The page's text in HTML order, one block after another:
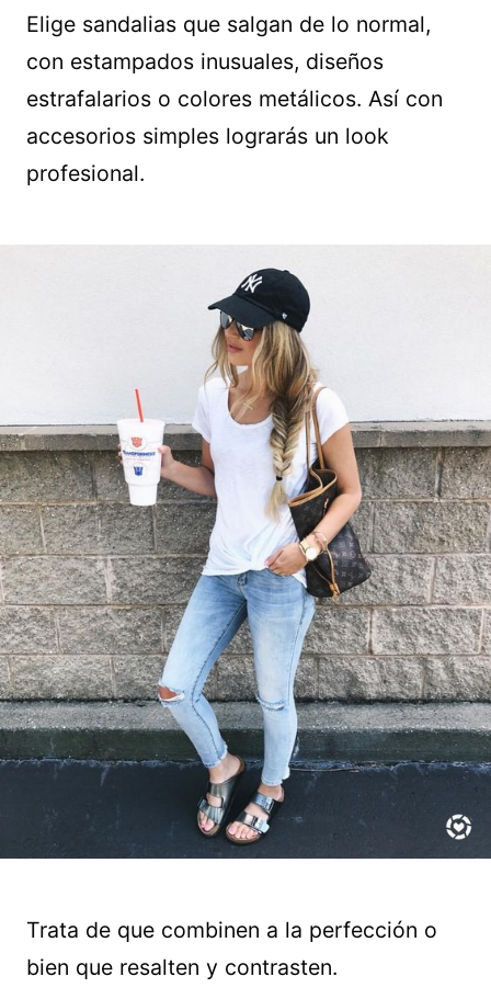
Elige sandalias que salgan de lo normal,
con estampados inusuales, diseños
estrafalarios o colores metálicos. Así con
accesorios simples lograrás un look
profesional.
Trata de que combinen a la perfección o
bien que resalten y contrasten.